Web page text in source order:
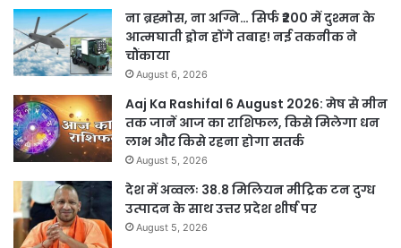
ना ब्रह्मोस, ना अग्नि… सिर्फ ₹200 में दुश्मन के
आत्मघाती ड्रोन होंगे तबाह! नई तकनीक ने
चौंकाया
August 6, 2026
Aaj Ka Rashifal 6 August 2026: मेष से मीन
तक जानें आज का राशिफल, किसे मिलेगा धन
लाभ और किसे रहना होगा सतर्क
August 5, 2026
देश में अव्वलः 38.8 मिलियन मीट्रिक टन दुग्ध
उत्पादन के साथ उत्तर प्रदेश शीर्ष पर
August 5, 2026